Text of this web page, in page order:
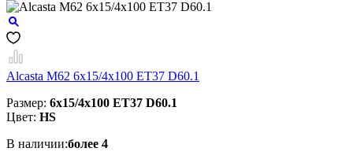
Alcasta M62 6x15/4x100 ET37 D60.1
Размер: 6x15/4x100 ET37 D60.1
Цвет: HS
В наличии:более 4